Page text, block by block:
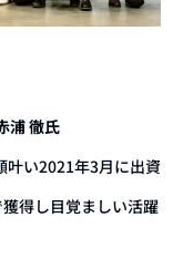
浦 徹氏
叶い2021年3月に出資
得し目覚ましい活躍